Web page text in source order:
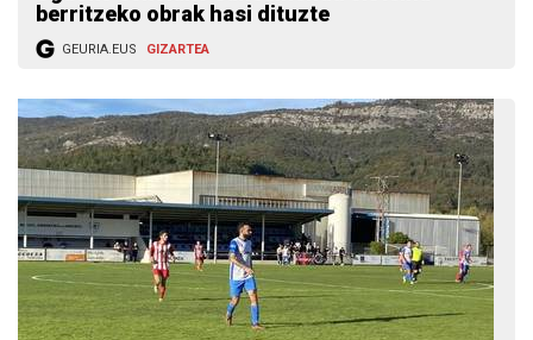
berritzeko obrak hasi dituzte
GEURIA.EUS GIZARTEA